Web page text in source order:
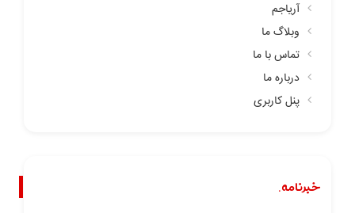
آریاجم
وبلاگ ما
تماس با ما
درباره ما
پنل کاربری
خبرنامه.